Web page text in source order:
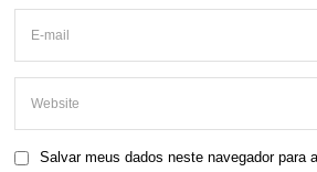
Salvar meus dados neste navegador para